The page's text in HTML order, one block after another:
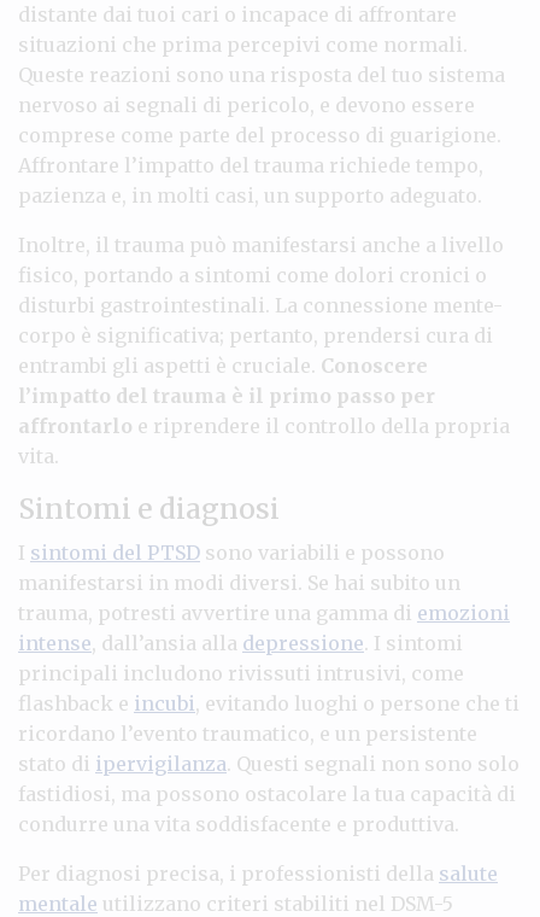
distante dai tuoi cari o incapace di affrontare
situazioni che prima percepivi come normali.
Queste reazioni sono una risposta del tuo sistema
nervoso ai segnali di pericolo, e devono essere
comprese come parte del processo di guarigione.
Affrontare l’impatto del trauma richiede tempo,
pazienza e, in molti casi, un supporto adeguato.
Inoltre, il trauma può manifestarsi anche a livello
fisico, portando a sintomi come dolori cronici o
disturbi gastrointestinali. La connessione mente-
corpo è significativa; pertanto, prendersi cura di
entrambi gli aspetti è cruciale. Conoscere
l’impatto del trauma è il primo passo per
affrontarlo e riprendere il controllo della propria
vita.
Sintomi e diagnosi
I sintomi del PTSD sono variabili e possono
manifestarsi in modi diversi. Se hai subito un
trauma, potresti avvertire una gamma di emozioni
intense, dall’ansia alla depressione. I sintomi
principali includono rivissuti intrusivi, come
flashback e incubi, evitando luoghi o persone che ti
ricordano l’evento traumatico, e un persistente
stato di ipervigilanza. Questi segnali non sono solo
fastidiosi, ma possono ostacolare la tua capacità di
condurre una vita soddisfacente e produttiva.
Per diagnosi precisa, i professionisti della salute
mentale utilizzano criteri stabiliti nel DSM-5